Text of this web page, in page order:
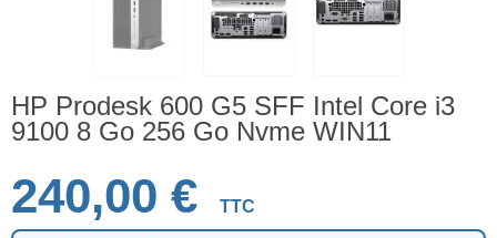
HP Prodesk 600 G5 SFF Intel Core i3
9100 8 Go 256 Go Nvme WIN11
240,00 € TTC